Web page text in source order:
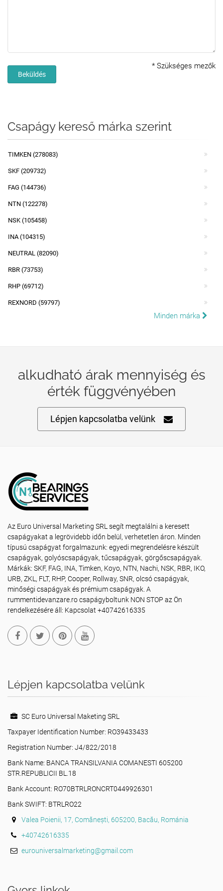
* Szükséges mezők
Beküldés
Csapágy kereső márka szerint
TIMKEN (278083)
SKF (209732)
FAG (144736)
NTN (122278)
NSK (105458)
INA (104315)
NEUTRAL (82090)
RBR (73753)
RHP (69712)
REXNORD (59797)
Minden márka
alkudható árak mennyiség és
érték függvényében
Lépjen kapcsolatba velünk
Az Euro Universal Marketing SRL segít megtalálni a keresett
csapágyakat a legrövidebb időn belül, verhetetlen áron. Minden
típusú csapágyat forgalmazunk: egyedi megrendelésre készült
csapágyak, golyóscsapágyak, tűcsapágyak, görgőscsapágyak.
Márkák: SKF, FAG, INA, Timken, Koyo, NTN, Nachi, NSK, RBR, IKO,
URB, ZKL, FLT, RHP, Cooper, Rollway, SNR, olcsó csapágyak,
minőségi csapágyak és prémium csapágyak. A
rummentidevanzare.ro csapágyboltunk NON STOP az Ön
rendelkezésére áll: Kapcsolat +40742616335
Lépjen kapcsolatba velünk
SC Euro Universal Maketing SRL
Taxpayer Identification Number: RO39433433
Registration Number: J4/822/2018
Bank Name: BANCA TRANSILVANIA COMANESTI 605200
STR.REPUBLICII BL.18
Bank Account: RO70BTRLRONCRT0449926301
Bank SWIFT: BTRLRO22
Valea Poienii, 17, Comănești, 605200, Bacău, Románia
+40742616335
eurouniversalmarketing@gmail.com